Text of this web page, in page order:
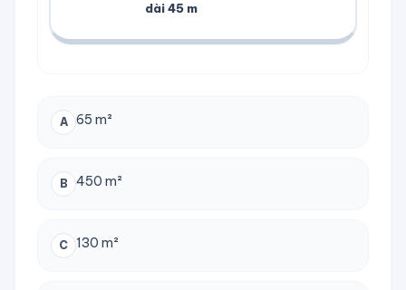
dài45 m
A 65 m²
B 450 m²
C 130 m²